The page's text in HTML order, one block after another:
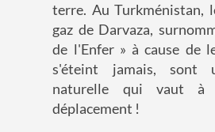
terre. Au Turkménistan,
gaz de Darvaza,
de l'Enfer » à cause de
s'éteint jamais, sont
naturelle qui vaut à
déplacement !